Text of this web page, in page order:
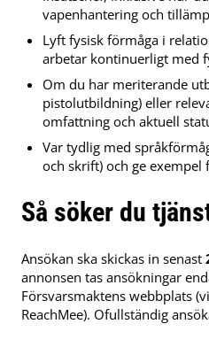
vapenhantering och
Lyft fysisk förmåga i
arbetar kontinuerligt med
Om du har meriterande
pistolutbildning) eller
omfattning och aktuell
Var tydlig med
och skrift) och ge exempel
Så söker du
Ansökan ska skickas in senast
annonsen tas ansökningar
Försvarsmaktens webbplats
ReachMee). Ofullständig